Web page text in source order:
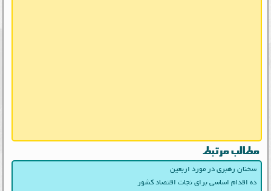
مطالب مرتبط
سخنان رهبری در مورد اربعین
ده اقدام اساسی برای نجات اقتصاد کشور